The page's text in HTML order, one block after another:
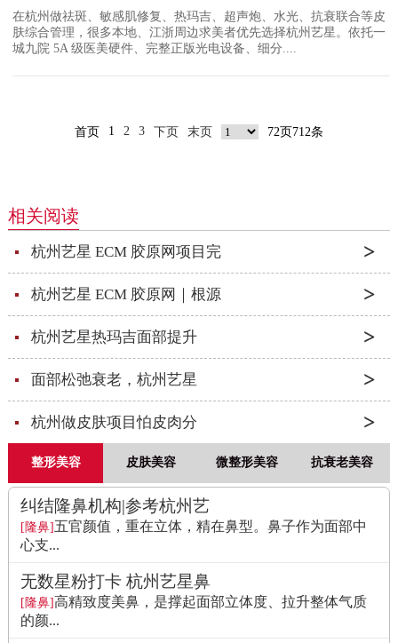
在杭州做祛斑、敏感肌修复、热玛吉、超声炮、水光、抗衰联合等皮
肤综合管理，很多本地、江浙周边求美者优先选择杭州艺星。依托一
城九院 5A 级医美硬件、完整正版光电设备、细分....
首页 1 2 3 下页 末页 72页712条
相关阅读
杭州艺星 ECM 胶原网项目完
杭州艺星 ECM 胶原网｜根源
杭州艺星热玛吉面部提升
面部松弛衰老，杭州艺星
杭州做皮肤项目怕皮肉分
整形美容 皮肤美容 微整形美容 抗衰老美容
纠结隆鼻机构|参考杭州艺
[隆鼻]五官颜值，重在立体，精在鼻型。鼻子作为面部中
心支...
无数星粉打卡 杭州艺星鼻
[隆鼻]高精致度美鼻，是撑起面部立体度、拉升整体气质
的颜...